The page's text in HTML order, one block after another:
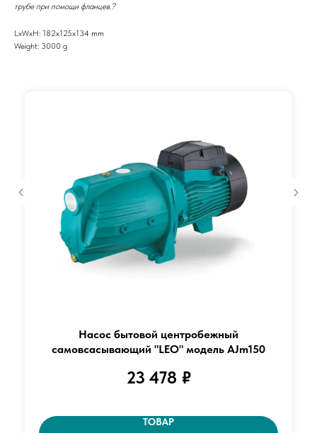
трубе при помощи фланцев.?
LxWxH: 182x125x134 mm
Weight: 3000 g
Насос бытовой центробежный
самовсасывающий "LEO" модель AJm150
23 478 ₽
ТОВАР